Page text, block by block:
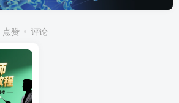
点赞 评论